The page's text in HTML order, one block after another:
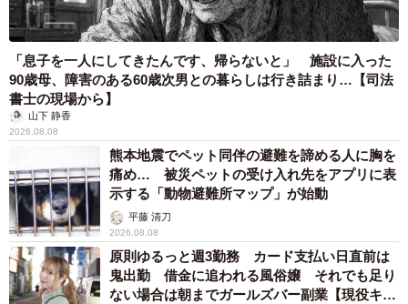
「息子を一人にしてきたんです、帰らないと」 施設に入った
90歳母、障害のある60歳次男との暮らしは行き詰まり…【司法
書士の現場から】
山下 静香
2026.08.08
熊本地震でペット同伴の避難を諦める人に胸を
痛め… 被災ペットの受け入れ先をアプリに表
示する「動物避難所マップ」が始動
平藤 清刀
2026.08.08
原則ゆるっと週3勤務 カード支払い日直前は
鬼出勤 借金に追われる風俗嬢 それでも足り
ない場合は朝までガールズバー副業【現役キャ